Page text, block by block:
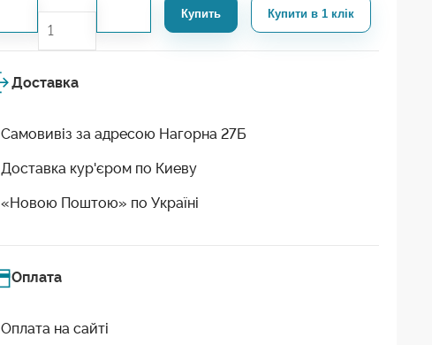
Купить Купити в 1 клік
Доставка
Самовивіз за адресою Нагорна 27Б
Доставка кур'єром по Киеву
«Новою Поштою» по Україні
Оплата
Оплата на сайті